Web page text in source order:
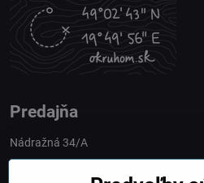
Predajňa
Nádražná 34/A